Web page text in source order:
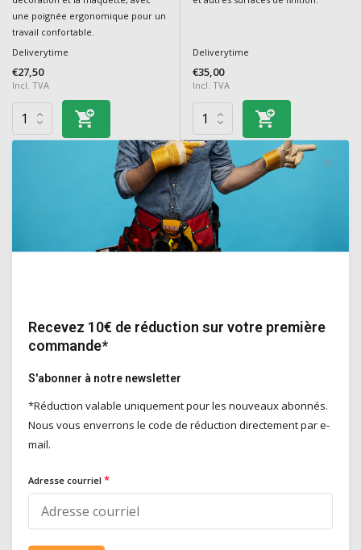
une poignée ergonomique pour un
travail confortable.
Deliverytime
€27,50
Incl. TVA
Deliverytime
€35,00
Incl. TVA
Le couteau à mastic Inox est un
couteau à mastic compacte
En acier inoxydable, idéal pour les
de précision.
Deliverytime
€5,70
Recevez 10€ de réduction sur votre première
commande*
S'abonner à notre newsletter
*Réduction valable uniquement pour les nouveaux abonnés.
Nous vous enverrons le code de réduction directement par e-
mail.
Adresse courriel *